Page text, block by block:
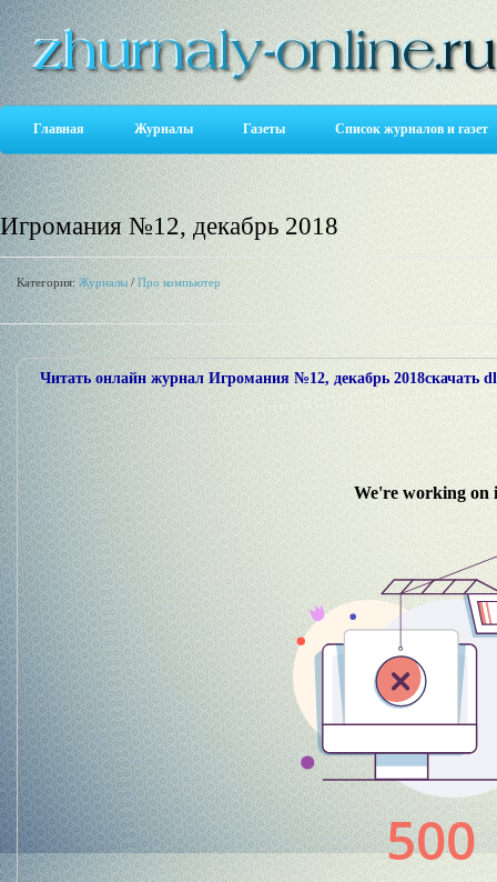
Главная Журналы Газеты Список журналов и газет
Игромания №12, декабрь 2018
Категория:Журналы/Про компьютер
Читать онлайн журнал Игромания №12, декабрь 2018скачать